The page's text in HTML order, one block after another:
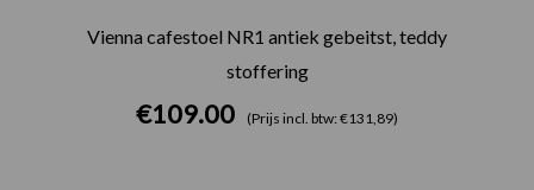
Vienna cafestoel NR1 antiek gebeitst, teddy
stoffering
€109.00 (Prijs incl. btw: €131,89)